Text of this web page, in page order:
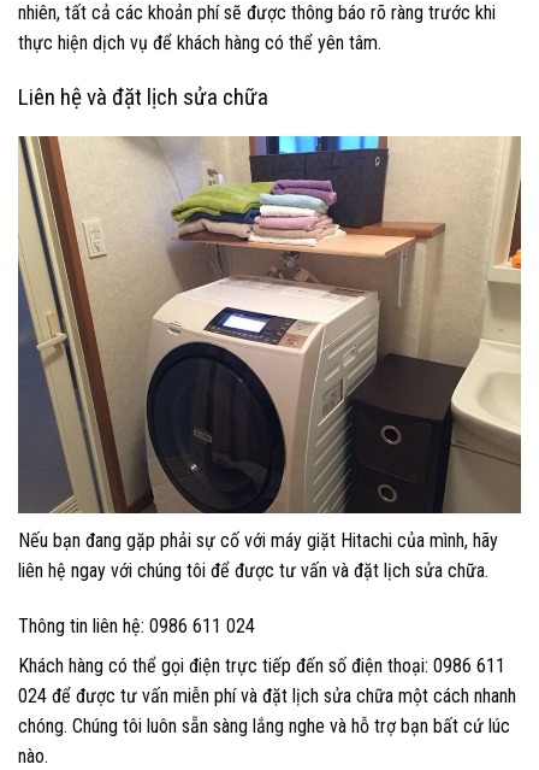
nhiên, tất cả các khoản phí sẽ được thông báo rõ ràng trước khi
thực hiện dịch vụ để khách hàng có thể yên tâm.
Liên hệ và đặt lịch sửa chữa
Nếu bạn đang gặp phải sự cố với máy giặt Hitachi của mình, hãy
liên hệ ngay với chúng tôi để được tư vấn và đặt lịch sửa chữa.
Thông tin liên hệ: 0986 611 024
Khách hàng có thể gọi điện trực tiếp đến số điện thoại: 0986 611
024 để được tư vấn miễn phí và đặt lịch sửa chữa một cách nhanh
chóng. Chúng tôi luôn sẵn sàng lắng nghe và hỗ trợ bạn bất cứ lúc
nào.